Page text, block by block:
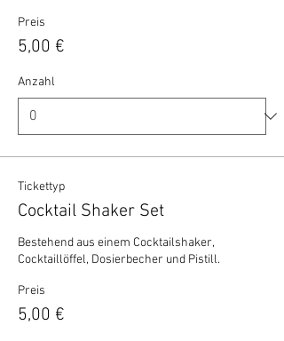
Preis
5,00 €
Anzahl
Tickettyp
Cocktail Shaker Set
Bestehend aus einem Cocktailshaker,
Cocktaillöffel, Dosierbecher und Pistill.
Preis
5,00 €